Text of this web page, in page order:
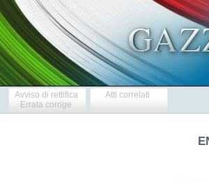
Avviso di rettifica
Errata corrige
Atti correlati